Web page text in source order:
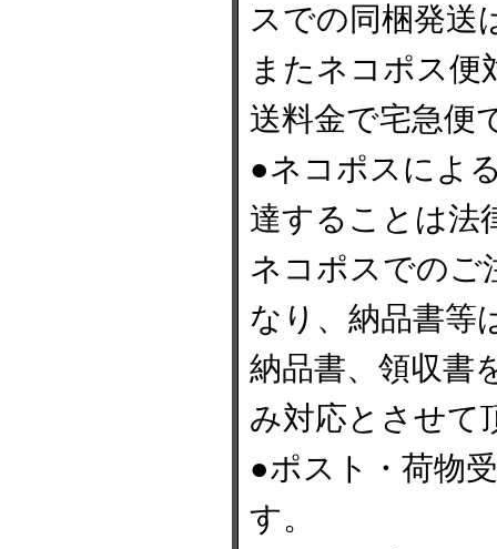
スでの同梱発送
またネコポス便
送料金で宅急便
●ネコポスによ
達することは法
ネコポスでのご
なり、納品書等
納品書、領収書
み対応とさせて
●ポスト・荷物
す。